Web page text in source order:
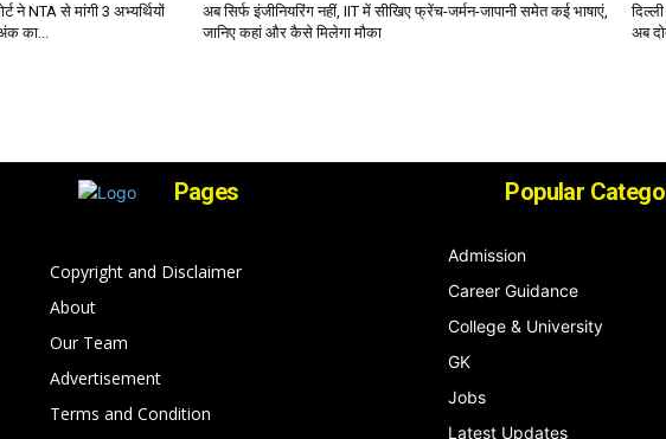
ने NTA से मांगी 3 अभ्यर्थियों
का...
अब सिर्फ इंजीनियरिंग नहीं, IIT में सीखिए फ्रेंच-जर्मन-जापानी समेत कई भाषाएं,
जानिए कहां और कैसे मिलेगा मौका
अब
Pages
Copyright and Disclaimer
About
Our Team
Advertisement
Terms and Condition
Popular
Admission
Career Guidance
College & University
GK
Jobs
Latest Updates